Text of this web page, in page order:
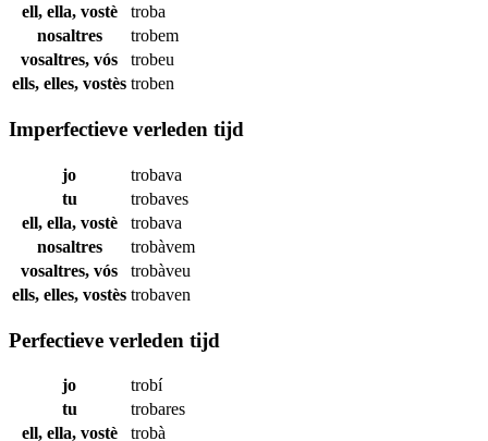
ell, ella, vostè
troba
nosaltres
trobem
vosaltres, vós
trobeu
ells, elles, vostès troben
Imperfectieve verleden tijd
jo
trobava
tu
trobaves
ell, ella, vostè
trobava
nosaltres
trobàvem
vosaltres, vós
trobàveu
ells, elles, vostès trobaven
Perfectieve verleden tijd
jo
trobí
tu
trobares
ell, ella, vostè
trobà